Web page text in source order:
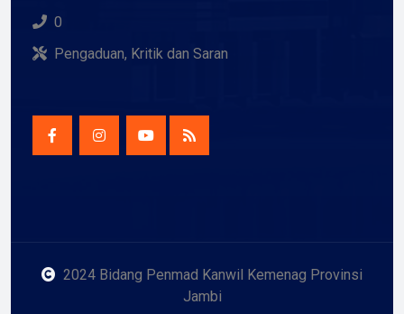
0
Pengaduan, Kritik dan Saran
2024 Bidang Penmad Kanwil Kemenag Provinsi
Jambi